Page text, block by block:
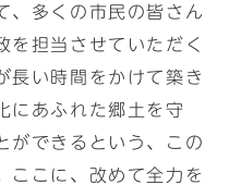
、多くの市民の皆さん
を担当させていただく
長い時間をかけて築き
にあふれた郷土を守
ができるという、この
ここに、改めて全力を